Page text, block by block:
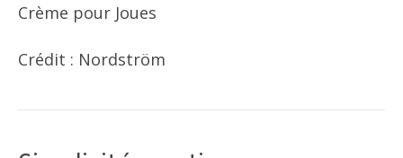
Crème pour Joues
Crédit : Nordström